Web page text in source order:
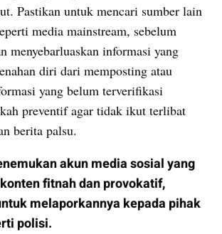
Pastikan untuk mencari sumber lain
media mainstream, sebelum
menyebarluaskan informasi yang
diri dari memposting atau
yang belum terverifikasi
preventif agar tidak ikut terlibat
berita palsu.
akun media sosial yang
fitnah dan provokatif,
melaporkannya kepada pihak
polisi.